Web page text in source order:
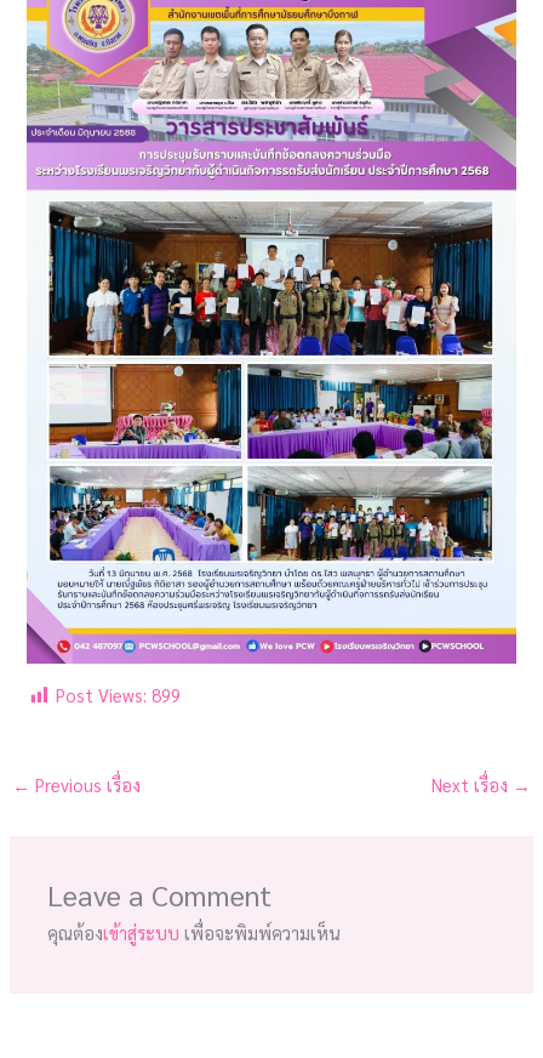
Post Views: 899
← Previous เรื่อง Next เรื่อง →
Leave a Comment
คุณต้องเข้าสู่ระบบ เพื่อจะพิมพ์ความเห็น